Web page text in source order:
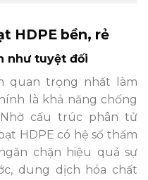
HDPE bền, rẻ
như tuyệt đối
quan trọng nhất làm
là khả năng chống
cấu trúc phân tử
HDPE có hệ số thấm
chặn hiệu quả sự
dung dịch hóa chất